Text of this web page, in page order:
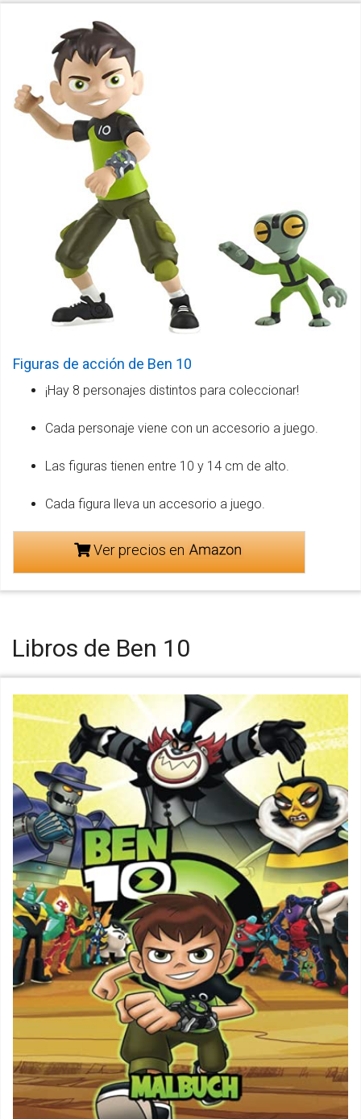
Figuras de acción de Ben 10
¡Hay 8 personajes distintos para coleccionar!
Cada personaje viene con un accesorio a juego.
Las figuras tienen entre 10 y 14 cm de alto.
Cada figura lleva un accesorio a juego.
Ver precios en
Libros de Ben 10